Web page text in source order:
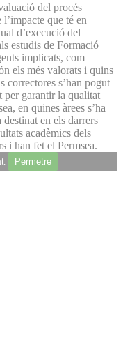
del procés
que té en
d’execució del
estudis de Formació
implicats, com
els més valorats i quins
correctores s’han pogut
per garantir la qualitat
en quines àrees s’ha
en els darrers
acadèmics dels
i han fet el Permsea.
Permetre